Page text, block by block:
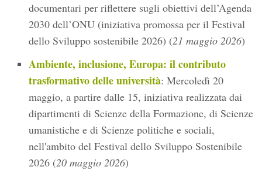
documentari per riflettere sugli obiettivi dell’Agenda
2030 dell’ONU (iniziativa promossa per il Festival
dello Sviluppo sostenibile 2026) (21 maggio 2026)
Ambiente, inclusione, Europa: il contributo
trasformativo delle università: Mercoledì 20
maggio, a partire dalle 15, iniziativa realizzata dai
dipartimenti di Scienze della Formazione, di Scienze
umanistiche e di Scienze politiche e sociali,
nell'ambito del Festival dello Sviluppo Sostenibile
2026 (20 maggio 2026)